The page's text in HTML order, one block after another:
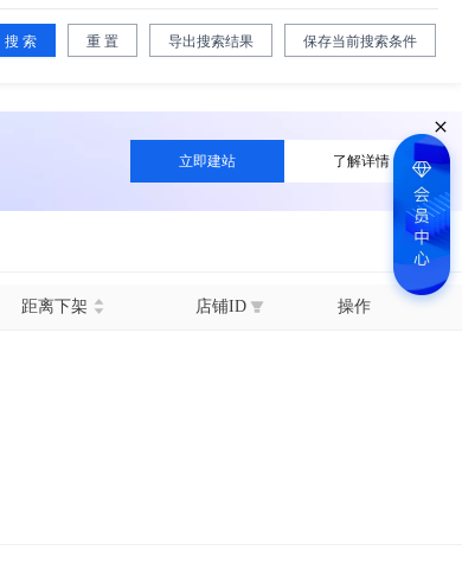
搜 索 重 置 导出搜索结果 保存当前搜索条件
立即建站 了解详情
距离下架 店铺ID 操作